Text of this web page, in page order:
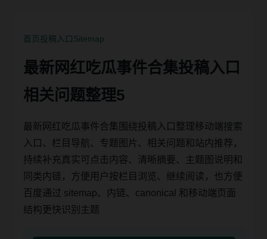
首页投稿入口Sitemap
最新网红吃瓜事件合集投稿入口
相关问题整理5
最新网红吃瓜事件合集围绕投稿入口整理移动端搜索
入口、栏目导航、专题图片、相关问题和站内推荐，
持续补充真实可点击内容、清晰摘要、主题图说明和
同类内链，方便用户按栏目浏览、继续阅读，也方便
百度通过 sitemap、内链、canonical 和移动端页面
结构更快识别主题